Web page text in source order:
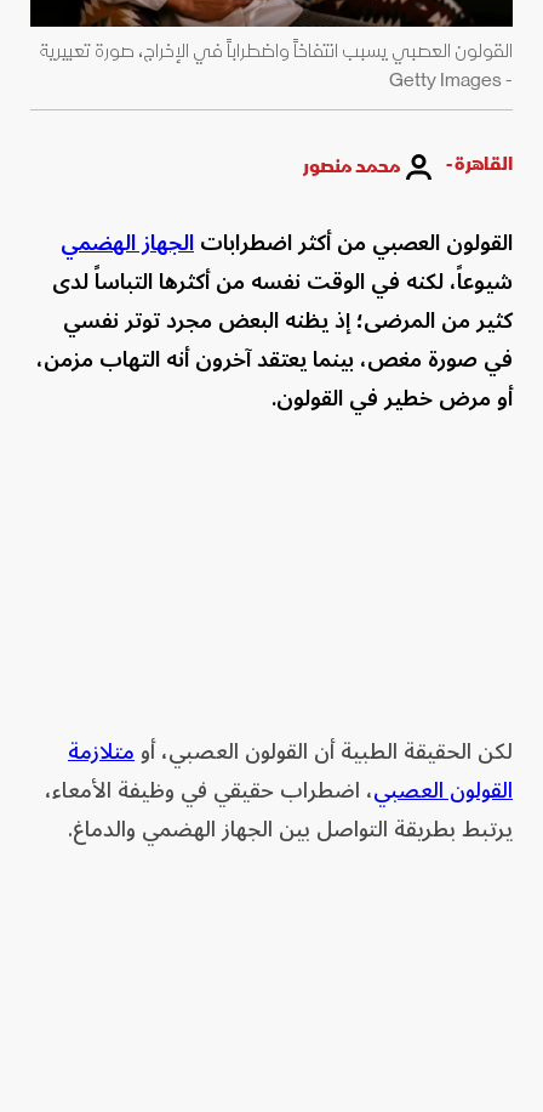
القولون العصبي يسبب انتفاخاً واضطراباً في الإخراج، صورة تعبيرية
- Getty Images
القاهرة - محمد منصور
القولون العصبي من أكثر اضطراباتالجهاز الهضمي
شيوعاً، لكنه في الوقت نفسه من أكثرها التباساً لدى
كثير من المرضى؛ إذ يظنه البعض مجرد توتر نفسي
في صورة مغص، بينما يعتقد آخرون أنه التهاب مزمن،
أو مرض خطير في القولون.
لكن الحقيقة الطبية أن القولون العصبي، أومتلازمة
القولون العصبي، اضطراب حقيقي في وظيفة الأمعاء،
يرتبط بطريقة التواصل بين الجهاز الهضمي والدماغ.